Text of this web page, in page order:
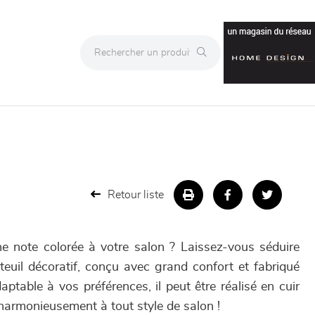
Retour liste
note colorée à votre salon ? Laissez-vous séduire
décoratif, conçu avec grand confort et fabriqué
à vos préférences, il peut être réalisé en cuir
à tout style de salon !